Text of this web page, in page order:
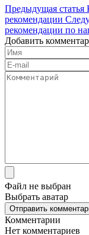
Предыдущая статья
рекомендации
рекомендации по
Добавить
Файл не выбран
Выбрать аватар
Отправить
Комментарии
Нет комментариев